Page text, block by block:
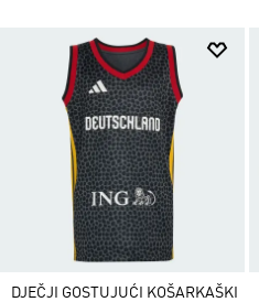
DJEČJI GOSTUJUĆI KOŠARKAŠKI